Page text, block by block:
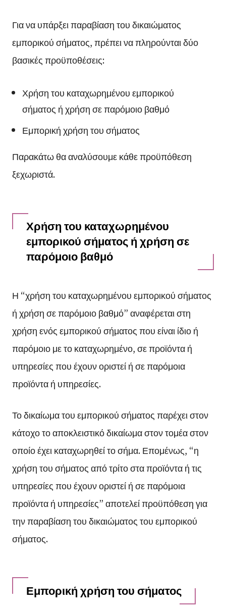
Για να υπάρξει παραβίαση του δικαιώματος
εμπορικού σήματος, πρέπει να πληρούνται δύο
βασικές προϋποθέσεις:
Χρήση του καταχωρημένου εμπορικού
σήματος ή χρήση σε παρόμοιο βαθμό
Εμπορική χρήση του σήματος
Παρακάτω θα αναλύσουμε κάθε προϋπόθεση
ξεχωριστά.
Χρήση του καταχωρημένου
εμπορικού σήματος ή χρήση σε
παρόμοιο βαθμό
Η “χρήση του καταχωρημένου εμπορικού σήματος
ή χρήση σε παρόμοιο βαθμό” αναφέρεται στη
χρήση ενός εμπορικού σήματος που είναι ίδιο ή
παρόμοιο με το καταχωρημένο, σε προϊόντα ή
υπηρεσίες που έχουν οριστεί ή σε παρόμοια
προϊόντα ή υπηρεσίες.
Το δικαίωμα του εμπορικού σήματος παρέχει στον
κάτοχο το αποκλειστικό δικαίωμα στον τομέα στον
οποίο έχει καταχωρηθεί το σήμα. Επομένως, “η
χρήση του σήματος από τρίτο στα προϊόντα ή τις
υπηρεσίες που έχουν οριστεί ή σε παρόμοια
προϊόντα ή υπηρεσίες” αποτελεί προϋπόθεση για
την παραβίαση του δικαιώματος του εμπορικού
σήματος.
Εμπορική χρήση του σήματος